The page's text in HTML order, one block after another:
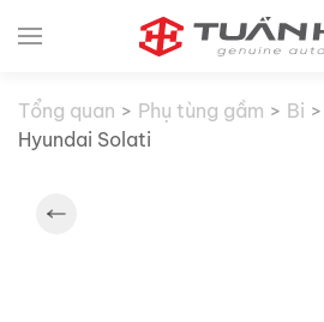
Tìm
Tổng quan
Phụ tùng gầm Bi
Hyundai Solati